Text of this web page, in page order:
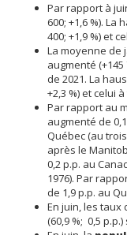
Par rapport à
600; +1,6 %). La
400; +1,9 %) et
La moyenne de
augmenté
de 2021. La
+2,3 %) et celui
Par rapport au
augmenté de
Québec (au
après le
0,2 p.p. au
1976). Par
de 1,9 p.p. au
En juin, les taux
(60,9 %; 0,5